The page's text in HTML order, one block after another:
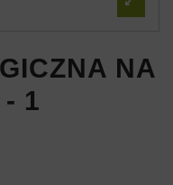
NA
1